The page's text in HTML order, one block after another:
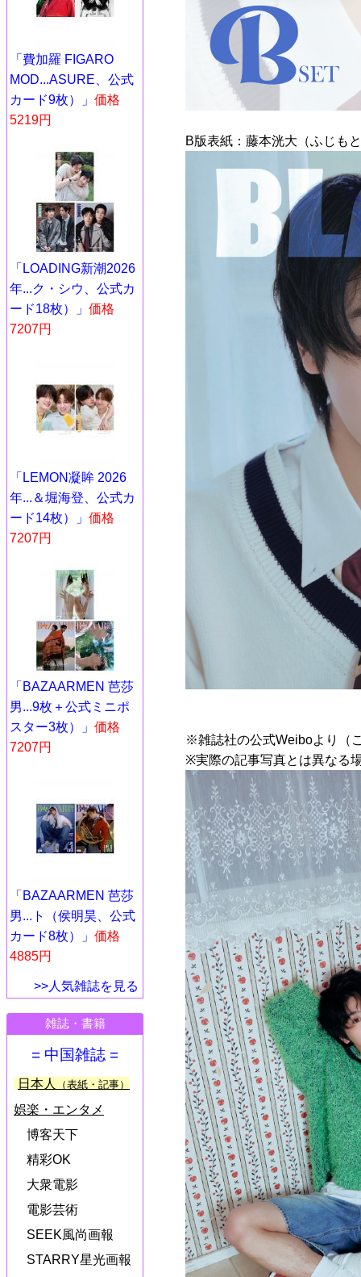
「費加羅 FIGARO
MOD...ASURE、公式
カード9枚）」 価格
5219円
「LOADING新潮2026
年...ク・シウ、公式カ
ード18枚）」 価格
7207円
「LEMON凝眸 2026
年...＆堀海登、公式カ
ード14枚）」 価格
7207円
「BAZAARMEN 芭莎
男...9枚＋公式ミニポ
スター3枚）」 価格
7207円
「BAZAARMEN 芭莎
男...ト（侯明昊、公式
カード8枚）」 価格
4885円
>>人気雑誌を見る
雑誌・書籍
= 中国雑誌 =
日本人 （表紙・記事）
娯楽・エンタメ
博客天下
精彩OK
大衆電影
電影芸術
SEEK風尚画報
STARRY星光画報
B版表紙：藤本洸大（ふじも
※雑誌社の公式Weiboより（
※実際の記事写真とは異なる